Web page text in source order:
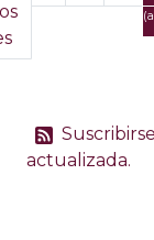
actualizada.